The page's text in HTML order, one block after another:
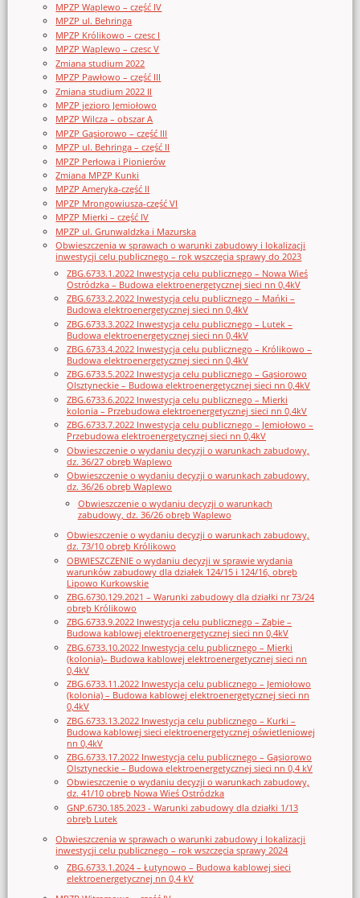
MPZP Waplewo – część IV
MPZP ul. Behringa
MPZP Królikowo – czesc I
MPZP Waplewo – czesc V
Zmiana studium 2022
MPZP Pawłowo – część III
Zmiana studium 2022 II
MPZP jezioro Jemiołowo
MPZP Wilcza – obszar A
MPZP Gąsiorowo – część III
MPZP ul. Behringa – część II
MPZP Perłowa i Pionierów
Zmiana MPZP Kunki
MPZP Ameryka-część II
MPZP Mrongowiusza-część VI
MPZP Mierki – część IV
MPZP ul. Grunwaldzka i Mazurska
Obwieszczenia w sprawach o warunki zabudowy i lokalizacji
inwestycji celu publicznego – rok wszczęcia sprawy do 2023
ZBG.6733.1.2022 Inwestycja celu publicznego – Nowa Wieś
Ostródzka – Budowa elektroenergetycznej sieci nn 0,4kV
ZBG.6733.2.2022 Inwestycja celu publicznego – Mańki –
Budowa elektroenergetycznej sieci nn 0,4kV
ZBG.6733.3.2022 Inwestycja celu publicznego – Lutek –
Budowa elektroenergetycznej sieci nn 0,4kV
ZBG.6733.4.2022 Inwestycja celu publicznego – Królikowo –
Budowa elektroenergetycznej sieci nn 0,4kV
ZBG.6733.5.2022 Inwestycja celu publicznego – Gąsiorowo
Olsztyneckie – Budowa elektroenergetycznej sieci nn 0,4kV
ZBG.6733.6.2022 Inwestycja celu publicznego – Mierki
kolonia – Przebudowa elektroenergetycznej sieci nn 0,4kV
ZBG.6733.7.2022 Inwestycja celu publicznego – Jemiołowo –
Przebudowa elektroenergetycznej sieci nn 0,4kV
Obwieszczenie o wydaniu decyzji o warunkach zabudowy,
dz. 36/27 obręb Waplewo
Obwieszczenie o wydaniu decyzji o warunkach zabudowy,
dz. 36/26 obręb Waplewo
Obwieszczenie o wydaniu decyzji o warunkach
zabudowy, dz. 36/26 obręb Waplewo
Obwieszczenie o wydaniu decyzji o warunkach zabudowy,
dz. 73/10 obręb Królikowo
OBWIESZCZENIE o wydaniu decyzji w sprawie wydania
warunków zabudowy dla działek 124/15 i 124/16, obręb
Lipowo Kurkowskie
ZBG.6730.129.2021 – Warunki zabudowy dla działki nr 73/24
obręb Królikowo
ZBG.6733.9.2022 Inwestycja celu publicznego – Ząbie –
Budowa kablowej elektroenergetycznej sieci nn 0,4kV
ZBG.6733.10.2022 Inwestycja celu publicznego – Mierki
(kolonia)– Budowa kablowej elektroenergetycznej sieci nn
0,4kV
ZBG.6733.11.2022 Inwestycja celu publicznego – Jemiołowo
(kolonia) – Budowa kablowej elektroenergetycznej sieci nn
0,4kV
ZBG.6733.13.2022 Inwestycja celu publicznego – Kurki –
Budowa kablowej sieci elektroenergetycznej oświetleniowej
nn 0,4kV
ZBG.6733.17.2022 Inwestycja celu publicznego – Gąsiorowo
Olsztyneckie – Budowa elektroenergetycznej sieci nn 0,4 kV
Obwieszczenie o wydaniu decyzji o warunkach zabudowy,
dz. 41/10 obręb Nowa Wieś Ostródzka
GNP.6730.185.2023 - Warunki zabudowy dla działki 1/13
obręb Lutek
Obwieszczenia w sprawach o warunki zabudowy i lokalizacji
inwestycji celu publicznego – rok wszczęcia sprawy 2024
ZBG.6733.1.2024 – Łutynowo – Budowa kablowej sieci
elektroenergetycznej nn 0,4 kV